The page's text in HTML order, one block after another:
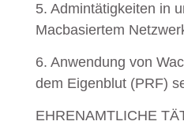
5. Admintätigkeiten in
Macbasiertem
6. Anwendung von
dem Eigenblut (PRF)
EHRENAMTLICHE